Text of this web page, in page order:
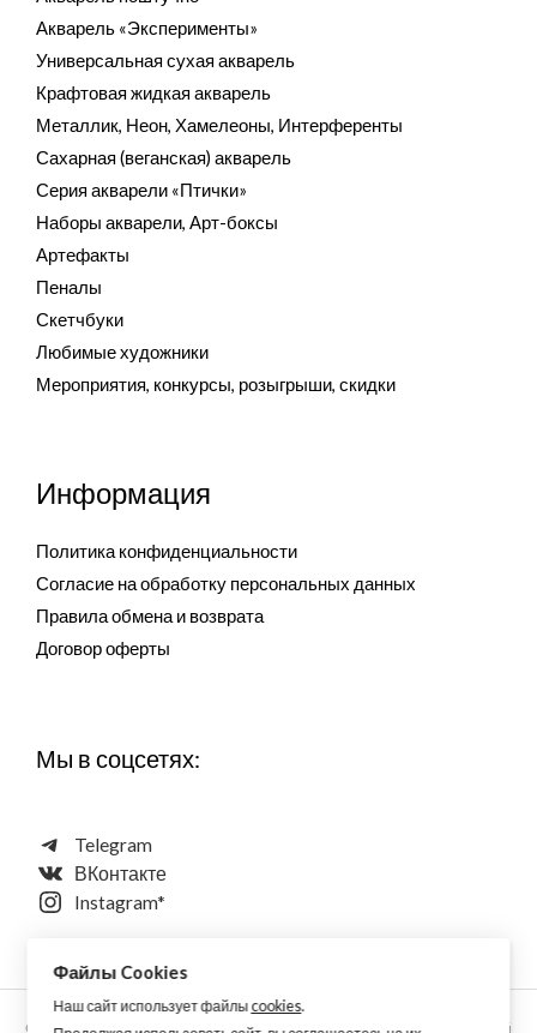
Акварель «Эксперименты»
Универсальная сухая акварель
Крафтовая жидкая акварель
Металлик, Неон, Хамелеоны, Интерференты
Сахарная (веганская) акварель
Серия акварели «Птички»
Наборы акварели, Арт-боксы
Артефакты
Пеналы
Скетчбуки
Любимые художники
Мероприятия, конкурсы, розыгрыши, скидки
Информация
Политика конфиденциальности
Согласие на обработку персональных данных
Правила обмена и возврата
Договор оферты
Мы в соцсетях:
Telegram
ВКонтакте
Instagram*
Copyright © 2026 Aquarellewings - уникальная акварель ручной
Файлы Cookies
Наш сайт использует файлы cookies.